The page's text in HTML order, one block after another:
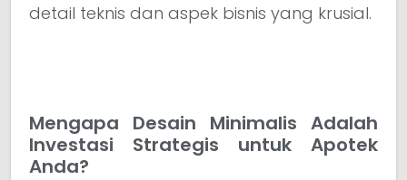
detail teknis dan aspek bisnis yang krusial.
Mengapa Desain Minimalis Adalah
Investasi Strategis untuk Apotek
Anda?